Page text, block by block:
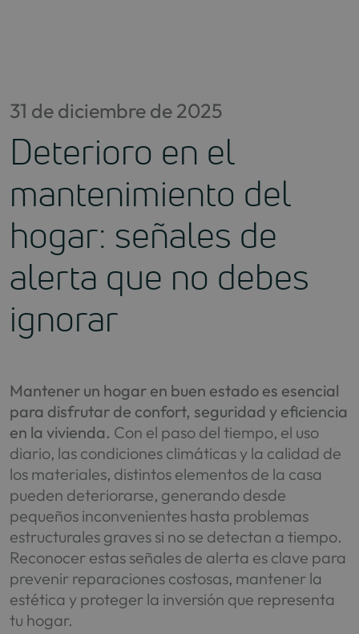
31 de diciembre de 2025
Deterioro en el
mantenimiento del
hogar: señales de
alerta que no debes
ignorar
Mantener un hogar en buen estado es esencial
para disfrutar de confort, seguridad y eficiencia
en la vivienda. Con el paso del tiempo, el uso
diario, las condiciones climáticas y la calidad de
los materiales, distintos elementos de la casa
pueden deteriorarse, generando desde
pequeños inconvenientes hasta problemas
estructurales graves si no se detectan a tiempo.
Reconocer estas señales de alerta es clave para
prevenir reparaciones costosas, mantener la
estética y proteger la inversión que representa
tu hogar.